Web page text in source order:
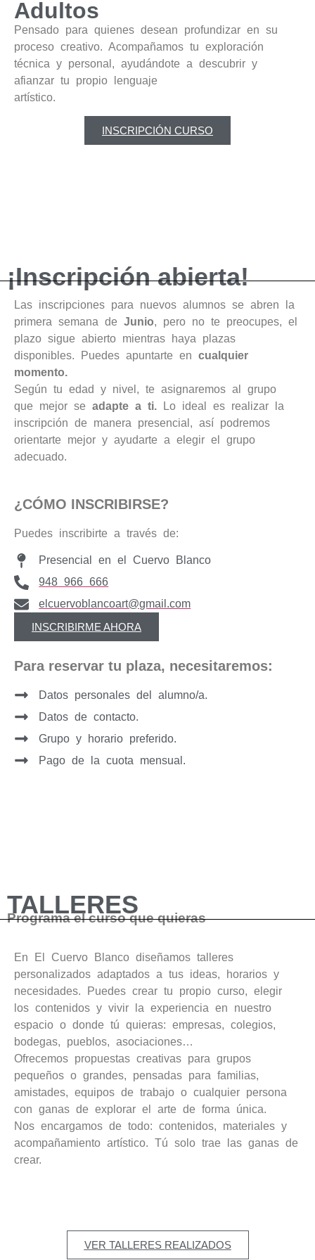
Adultos
Pensado para quienes desean profundizar en su
proceso creativo. Acompañamos tu exploración
técnica y personal, ayudándote a descubrir y
afianzar tu propio lenguaje
artístico.
INSCRIPCIÓN CURSO
¡Inscripción abierta!
Las inscripciones para nuevos alumnos se abren la
primera semana de Junio, pero no te preocupes, el
plazo sigue abierto mientras haya plazas
disponibles. Puedes apuntarte en cualquier
momento.
Según tu edad y nivel, te asignaremos al grupo
que mejor se adapte a ti. Lo ideal es realizar la
inscripción de manera presencial, así podremos
orientarte mejor y ayudarte a elegir el grupo
adecuado.
¿CÓMO INSCRIBIRSE?
Puedes inscribirte a través de:
Presencial en el Cuervo Blanco
948 966 666
elcuervoblancoart@gmail.com
INSCRIBIRME AHORA
Para reservar tu plaza, necesitaremos:
Datos personales del alumno/a.
Datos de contacto.
Grupo y horario preferido.
Pago de la cuota mensual.
TALLERES
Programa el curso que quieras
En El Cuervo Blanco diseñamos talleres
personalizados adaptados a tus ideas, horarios y
necesidades. Puedes crear tu propio curso, elegir
los contenidos y vivir la experiencia en nuestro
espacio o donde tú quieras: empresas, colegios,
bodegas, pueblos, asociaciones…
Ofrecemos propuestas creativas para grupos
pequeños o grandes, pensadas para familias,
amistades, equipos de trabajo o cualquier persona
con ganas de explorar el arte de forma única.
Nos encargamos de todo: contenidos, materiales y
acompañamiento artístico. Tú solo trae las ganas de
crear.
VER TALLERES REALIZADOS